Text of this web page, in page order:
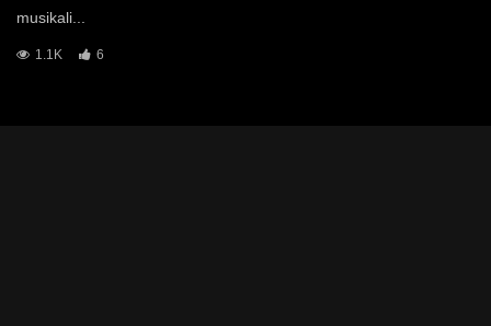
musikali...
1.1K 6